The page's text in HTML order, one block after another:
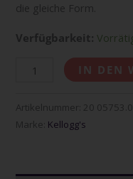
die gleiche Form.
Verfügbarkeit:
IN DEN
Artikelnummer: 20 05753.0
Marke: Kellogg's